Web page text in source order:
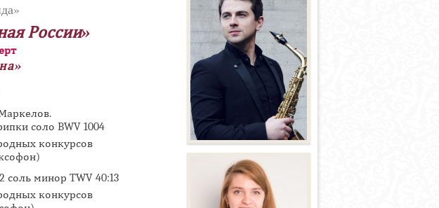
России»
соло BWV 1004
конкурсов
соль минор TWV 40:13
конкурсов